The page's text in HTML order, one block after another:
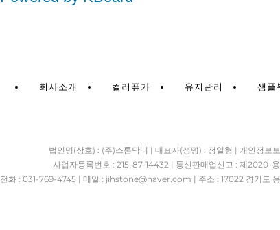
회사소개 컬러퓨가 유지관리 샘플
법인명(상호) : (주)스톤닥터 | 대표자(성명) : 정일형 | 개인정보
사업자등록번호 : 215-87-14432 | 통신판매업신고 : 제2020-
전화 : 031-769-4745 | 메일 : jihstone@naver.com | 주소 : 17022 경기도